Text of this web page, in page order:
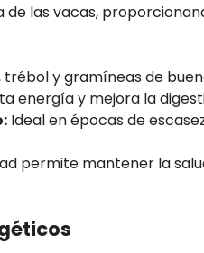
de las vacas,
trébol y gramíneas de
energía y mejora la
Ideal en épocas de
permite mantener la